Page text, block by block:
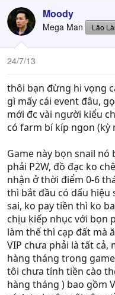
chạy trốn chứ rất khó
trận pháp, 3 đứa là 1
có pro mấy thì vẫn phải
chết 1 thằng = crit over
tương tự trong war ,
hoặc la liếm last hit
lượng tầm 12 đứa thì
thế trận
Vip giúp cậu bắt cóc
trong game, hoặc
content gì cả , có mua
đầy người bên US chơi
đều . Ko có chia vụ vip
Còn nếu thích war
hội vòa game này, pk
giải trí. Không yêu cầu
tham gia , ko giống
vs 20 mà fps về 5-15 ,
nó rất hay - -
Moody
Mega Man Lão
24/7/13
thôi bạn đừng hi vọng
gì mấy cái event đâu,
mới đc vài người kiểu
có farm bí kíp ngon (kỳ
Game này bọn snail
phải P2W, đồ đạc ko
nhận ở thời điểm 0-6
thì bắt đầu có dấu hiệu
sai, ko pay tiền thì ko
chịu kiếp nhục với bọn
làm thế thì cạp đất mà
VIP chưa phải là tất cả,
hàng tháng trong
tôi chưa tính tiền cào
hàng tháng ) bao gồm